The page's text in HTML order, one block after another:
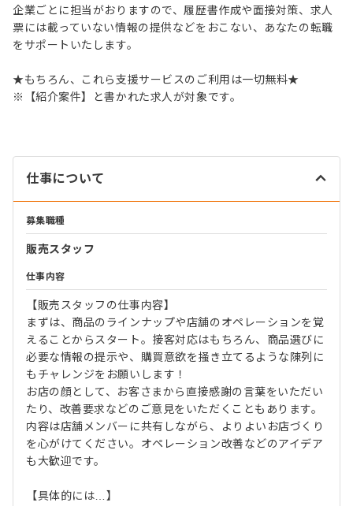
企業ごとに担当がおりますので、履歴書作成や面接対策、求人
票には載っていない情報の提供などをおこない、あなたの転職
をサポートいたします。
★もちろん、これら支援サービスのご利用は一切無料★
※【紹介案件】と書かれた求人が対象です。
仕事について
募集職種
販売スタッフ
仕事内容
【販売スタッフの仕事内容】
まずは、商品のラインナップや店舗のオペレーションを覚
えることからスタート。接客対応はもちろん、商品選びに
必要な情報の提示や、購買意欲を掻き立てるような陳列に
もチャレンジをお願いします！
お店の顔として、お客さまから直接感謝の言葉をいただい
たり、改善要求などのご意見をいただくこともあります。
内容は店舗メンバーに共有しながら、よりよいお店づくり
を心がけてください。オペレーション改善などのアイデア
も大歓迎です。
【具体的には…】